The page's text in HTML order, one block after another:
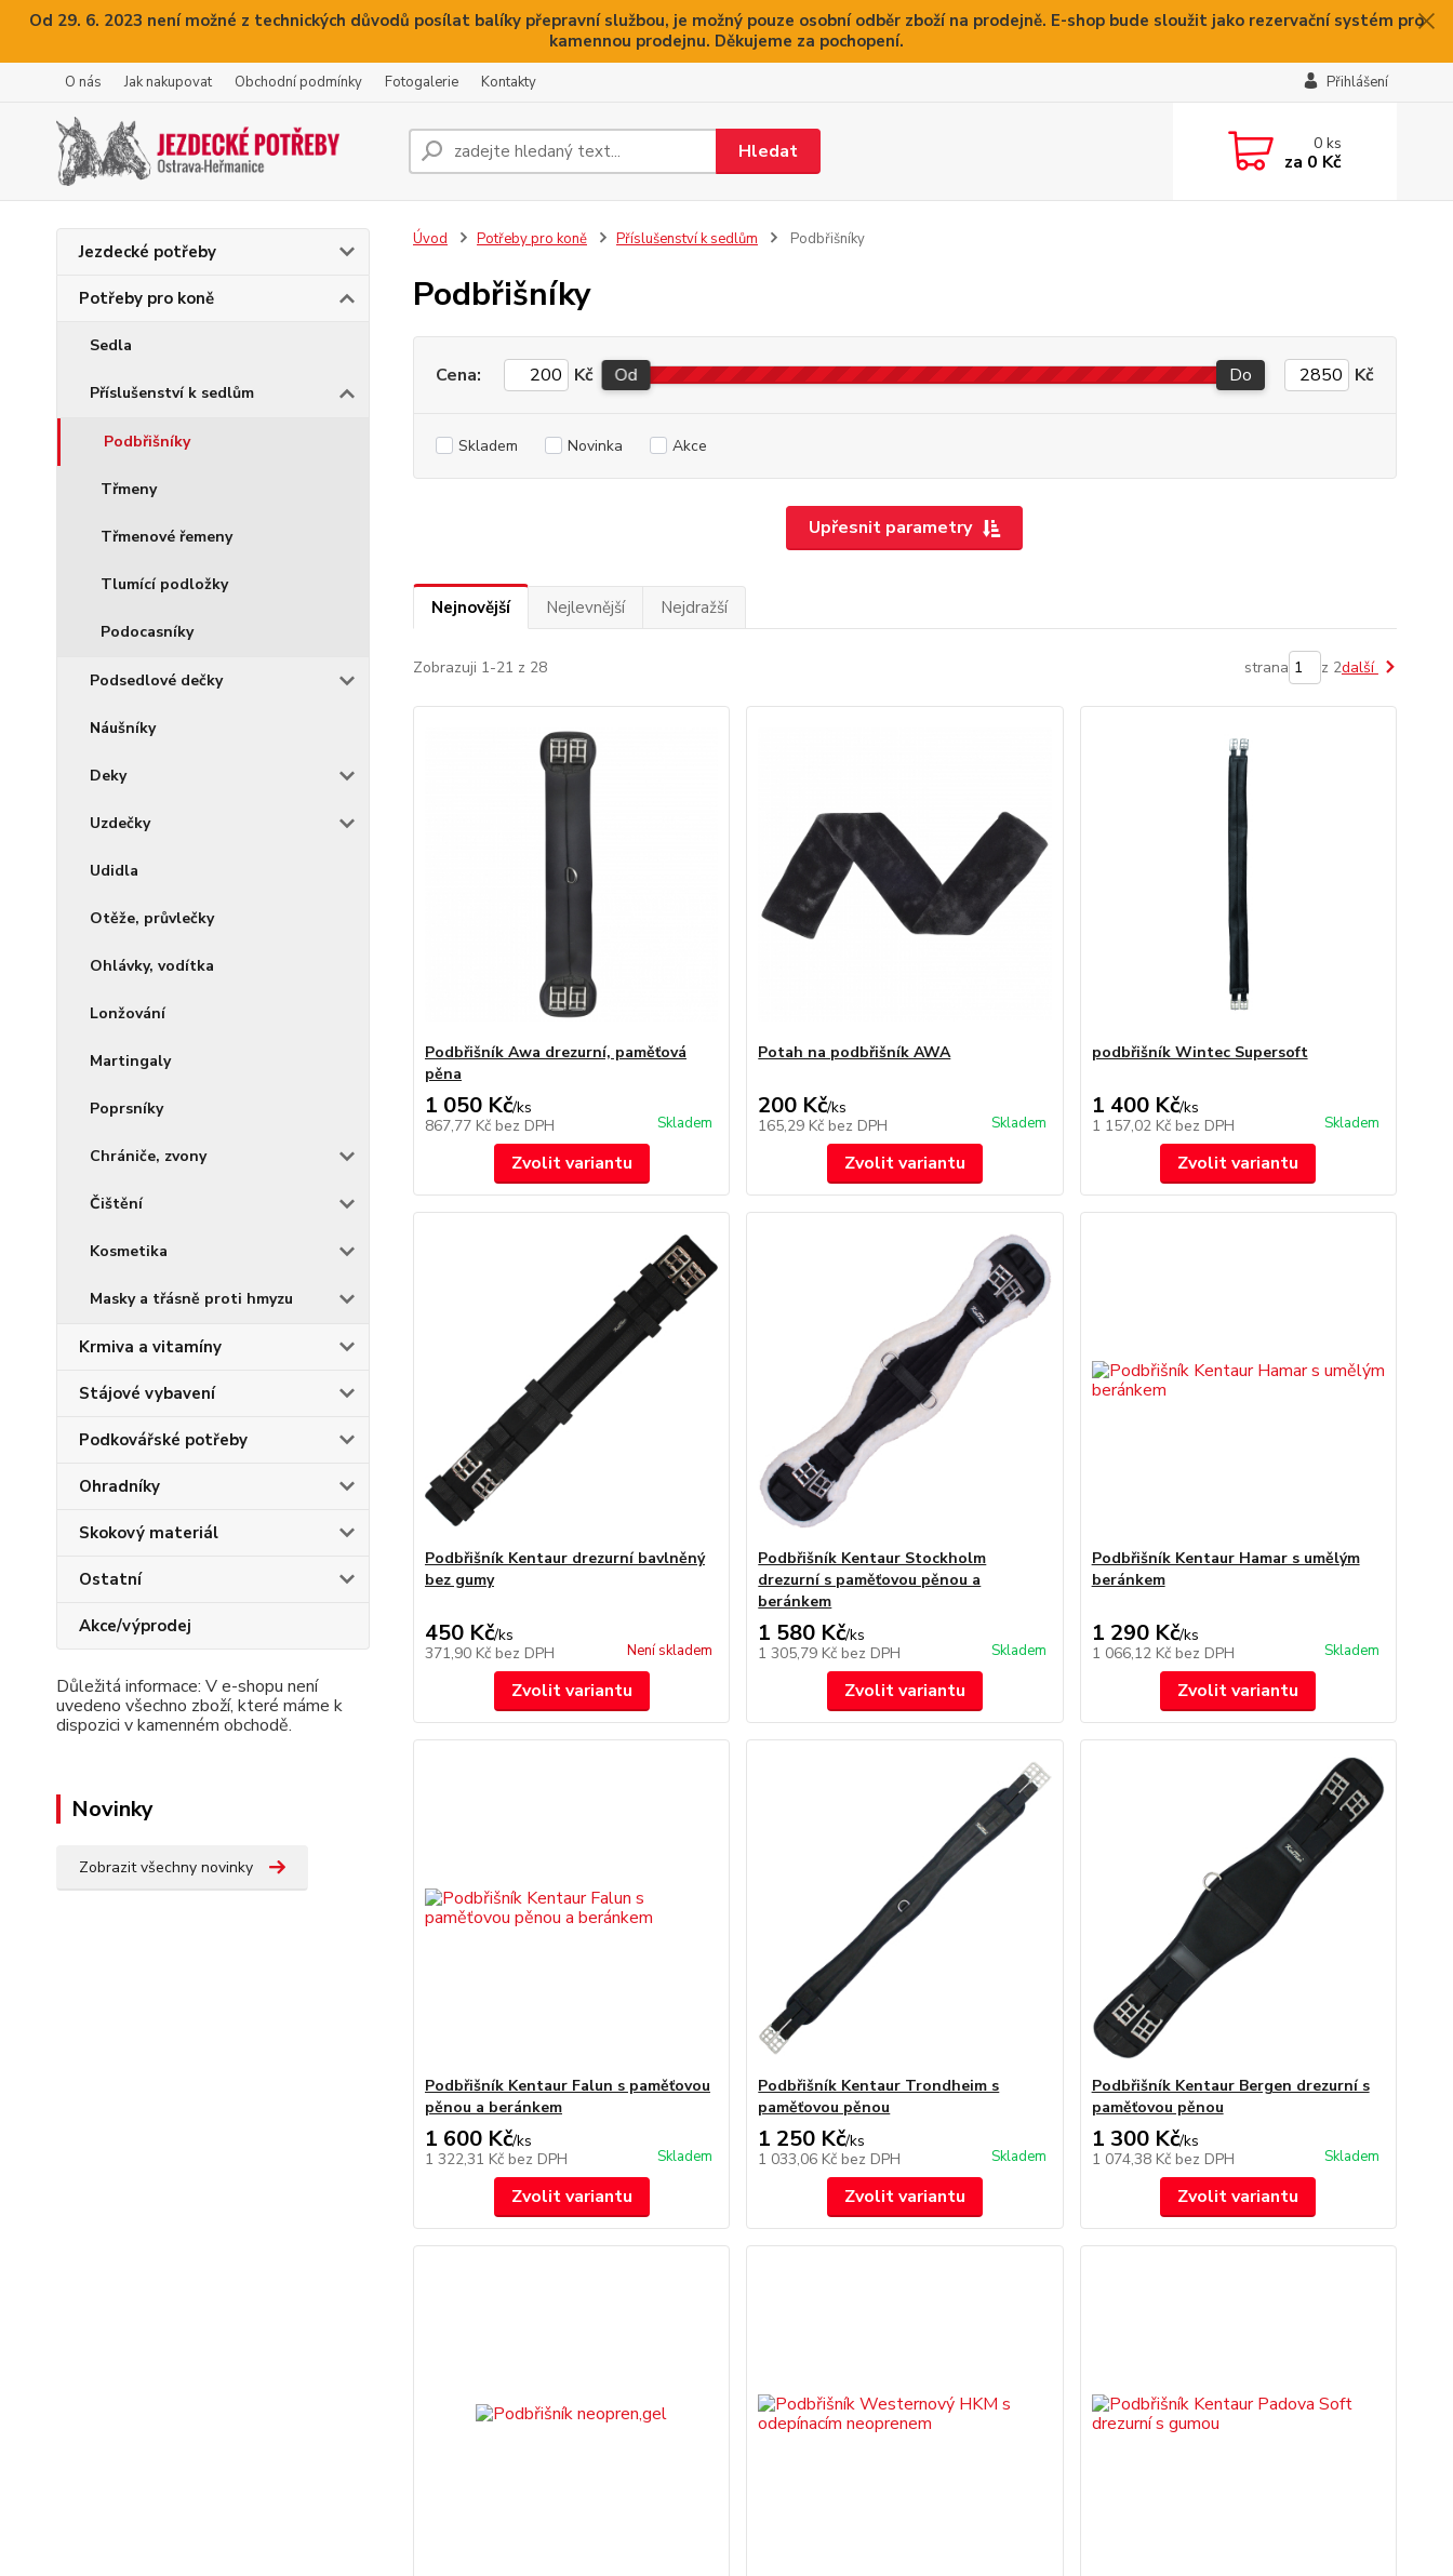
Od 29. 6. 2023 není možné z technických důvodů posílat balíky přepravní službou, je možný pouze osobní odběr zboží na prodejně. E-shop bude sloužit jako rezervační systém pro
kamennou prodejnu. Děkujeme za pochopení.
O nás Jak nakupovat Obchodní podmínky Fotogalerie Kontakty Přihlášení
Hledat 0ks
za 0 Kč
Jezdecké potřeby
Potřeby pro koně
Sedla
Příslušenství k sedlům
Podbřišníky
Třmeny
Třmenové řemeny
Tlumící podložky
Podocasníky
Podsedlové dečky
Náušníky
Deky
Uzdečky
Udidla
Otěže, průvlečky
Ohlávky, vodítka
Lonžování
Martingaly
Poprsníky
Chrániče, zvony
Čištění
Kosmetika
Masky a třásně proti hmyzu
Krmiva a vitamíny
Stájové vybavení
Podkovářské potřeby
Ohradníky
Skokový materiál
Ostatní
Akce/výprodej
Důležitá informace: V e-shopu není
uvedeno všechno zboží, které máme k
dispozici v kamenném obchodě.
Novinky
Zobrazit všechny novinky
Úvod Potřeby pro koně Příslušenství k sedlům Podbřišníky
Podbřišníky
Upřesnit parametry
Cena: Kč Od Do Kč
Skladem Novinka Akce
Nejnovější Nejlevnější Nejdražší
Zobrazuji 1-21 z 28 strana z 2další
Podbřišník Awa drezurní, paměťová
pěna
1 050 Kč/ks
867,77 Kč bez DPH Skladem
Zvolit variantu
Potah na podbřišník AWA
200 Kč/ks
165,29 Kč bez DPH Skladem
Zvolit variantu
podbřišník Wintec Supersoft
1 400 Kč/ks
1 157,02 Kč bez DPH Skladem
Zvolit variantu
Podbřišník Kentaur drezurní bavlněný
bez gumy
450 Kč/ks
371,90 Kč bez DPH Není skladem
Zvolit variantu
Podbřišník Kentaur Stockholm
drezurní s paměťovou pěnou a
beránkem
1 580 Kč/ks
1 305,79 Kč bez DPH Skladem
Zvolit variantu
Podbřišník Kentaur Hamar s umělým
beránkem
1 290 Kč/ks
1 066,12 Kč bez DPH Skladem
Zvolit variantu
Podbřišník Kentaur Falun s paměťovou
pěnou a beránkem
1 600 Kč/ks
1 322,31 Kč bez DPH Skladem
Zvolit variantu
Podbřišník Kentaur Trondheim s
paměťovou pěnou
1 250 Kč/ks
1 033,06 Kč bez DPH Skladem
Zvolit variantu
Podbřišník Kentaur Bergen drezurní s
paměťovou pěnou
1 300 Kč/ks
1 074,38 Kč bez DPH Skladem
Zvolit variantu